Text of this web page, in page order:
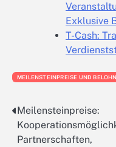
Exklusive
T-Cash:
MEILENSTEINPREISE UND
Post
navigation
Meilensteinpreise:
Partnerschaften,